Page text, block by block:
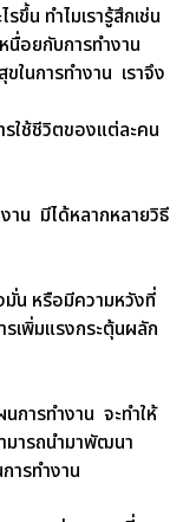
ขึ้น ทำไมเรารู้สึกเช่น
นื่อยกับการทำงาน
ในการทำงาน เราจึง
รใช้ชีวิตของแต่ละคน
าน มีได้หลากหลายวิธี
มั่น หรือมีความหวังที่
รเพิ่มแรงกระตุ้นผลัก
นการทำงาน จะทำให้
มารถนำมาพัฒนา
ารทำงาน